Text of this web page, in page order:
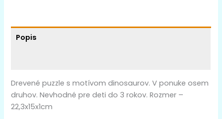
Popis
Drevené puzzle s motívom dinosaurov. V ponuke osem
druhov. Nevhodné pre deti do 3 rokov. Rozmer –
22,3x15x1cm